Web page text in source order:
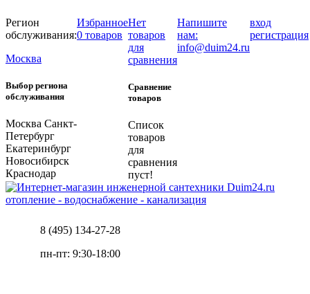
Регион
обслуживания:
Москва
Выбор региона
обслуживания
Москва Санкт-
Петербург
Екатеринбург
Новосибирск
Краснодар
Избранное
0 товаров
Нет
товаров
для
сравнения
Сравнение
товаров
Список
товаров
для
сравнения
пуст!
Напишите
нам:
info@duim24.ru
вход
регистрация
отопление - водоснабжение - канализация
8 (495) 134-27-28
пн-пт: 9:30-18:00